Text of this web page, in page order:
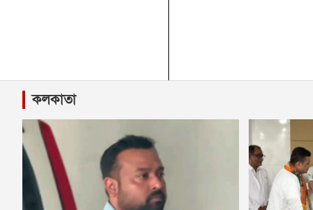
কলকাতা